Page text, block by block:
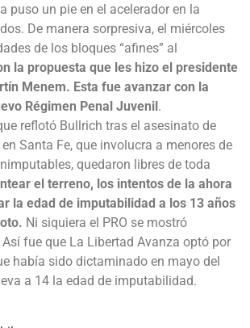
puso un pie en el acelerador en la
De manera sorpresiva, el miércoles
de los bloques “afines” al
la propuesta que les hizo el presidente
Menem. Esta fue avanzar con la
Régimen Penal Juvenil.
reflotó Bullrich tras el asesinato de
Santa Fe, que involucra a menores de
quedaron libres de toda
el terreno, los intentos de la ahora
la edad de imputabilidad a los 13 años
Ni siquiera el PRO se mostró
fue que La Libertad Avanza optó por
había sido dictaminado en mayo del
a 14 la edad de imputabilidad.